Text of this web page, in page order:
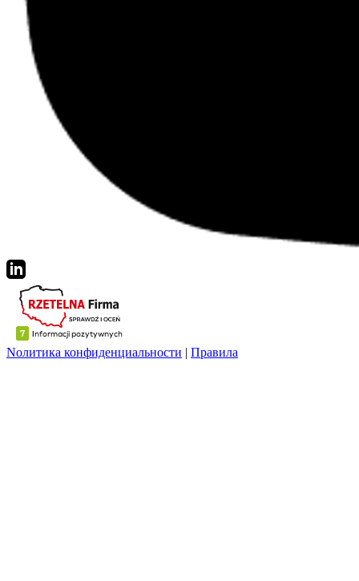
Nолитика конфиденциальности | Правила